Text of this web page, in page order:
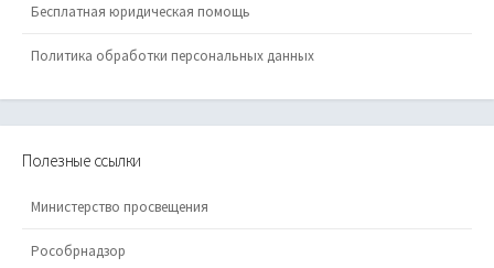
Бесплатная юридическая помощь
Политика обработки персональных данных
Полезные ссылки
Министерство просвещения
Рособрнадзор